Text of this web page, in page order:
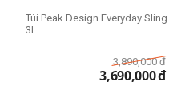
Túi Peak Design Everyday Sling
3L
3,890,000 đ
3,690,000đ